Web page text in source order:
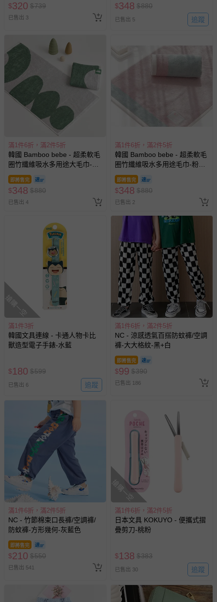
$320 $739
已售出 3
$348 $880
已售出 5 追蹤
滿1件6折，滿2件5折
韓國 Bamboo bebe - 超柔軟毛
圈竹纖維吸水多用途大毛巾-幾
何樹-綠 (45x90cm)
即將售完
$348 $880
已售出 4
滿1件6折，滿2件5折
韓國 Bamboo bebe - 超柔軟毛
圈竹纖維吸水多用途毛巾-粉X
水藍 (40x80cm)
即將售完
$348 $880
已售出 2
搶購一空
滿1件3折
韓國文具連線 - 卡通人物卡比
獸造型電子手錶-水藍
$180 $599
已售出 6 追蹤
滿1件6折，滿2件5折
NC - 涼感透氣百搭防蚊褲/空調
褲-大大格紋-黑+白
即將售完
$99 $390
已售出 186
滿1件6折，滿2件5折
NC - 竹節棉束口長褲/空調褲/
防蚊褲-方形幾何-灰藍色
即將售完
$210 $550
已售出 541
搶購一空
滿1件6折，滿2件5折
日本文具 KOKUYO - 便攜式摺
疊剪刀-桃粉
$138 $383
已售出 30 追蹤